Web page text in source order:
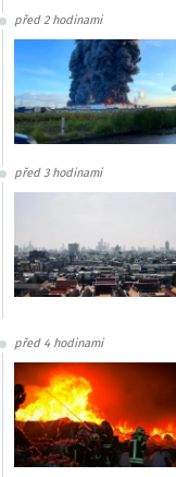
před 2 hodinami
před 3 hodinami
před 4 hodinami